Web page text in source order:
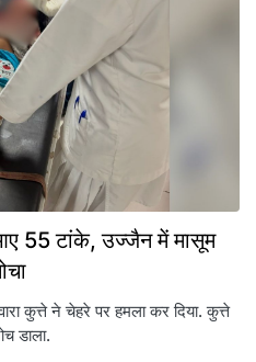
55 टांके, उज्जैन में मासूम
कुत्ते ने चेहरे पर हमला कर दिया. कुत्ते
डाला.